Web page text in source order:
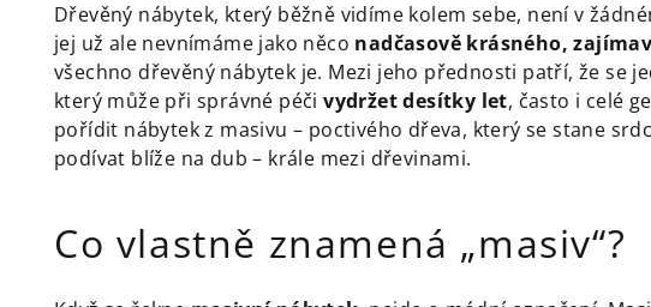
Dřevěný nábytek, který běžně vidíme kolem sebe, není v
jej už ale nevnímáme jako něco nadčasově krásného,
všechno dřevěný nábytek je. Mezi jeho přednosti patří, že se
který může při správné péčivydržet desítky let, často i celé
pořídit nábytek z masivu – poctivého dřeva, který se stane
podívat blíže na dub – krále mezi dřevinami.
Co vlastně znamená „masiv“?